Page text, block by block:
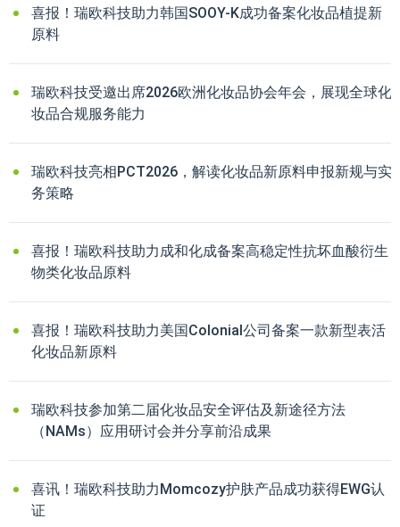
喜报！瑞欧科技助力韩国SOOY-K成功备案化妆品植提新
原料
瑞欧科技受邀出席2026欧洲化妆品协会年会，展现全球化
妆品合规服务能力
瑞欧科技亮相PCT2026，解读化妆品新原料申报新规与实
务策略
喜报！瑞欧科技助力成和化成备案高稳定性抗坏血酸衍生
物类化妆品原料
喜报！瑞欧科技助力美国Colonial公司备案一款新型表活
化妆品新原料
瑞欧科技参加第二届化妆品安全评估及新途径方法
（NAMs）应用研讨会并分享前沿成果
喜讯！瑞欧科技助力Momcozy护肤产品成功获得EWG认
证